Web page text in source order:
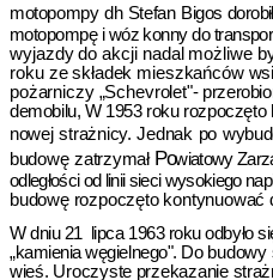
motopompy dh Stefan Bigos
motopompę i wóz konny do
wyjazdy do akcji nadal możliwe
roku ze składek mieszkańców
pożarniczy „Schevrolet"-
demobilu, W 1953 roku rozpoczęto
nowej strażnicy. Jednak po
budowę zatrzymał Powiatowy
odległości od linii sieci wysokiego
budowę rozpoczęto kontynuować
W dniu 21
lipca 1963 roku odbyło
„kamienia węgielnego". Do budowy
wieś. Uroczyste przekazanie